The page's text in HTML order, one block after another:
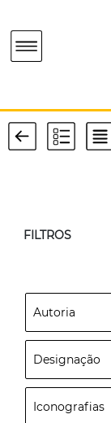
FILTROS
Autoria
Designação
Iconografias